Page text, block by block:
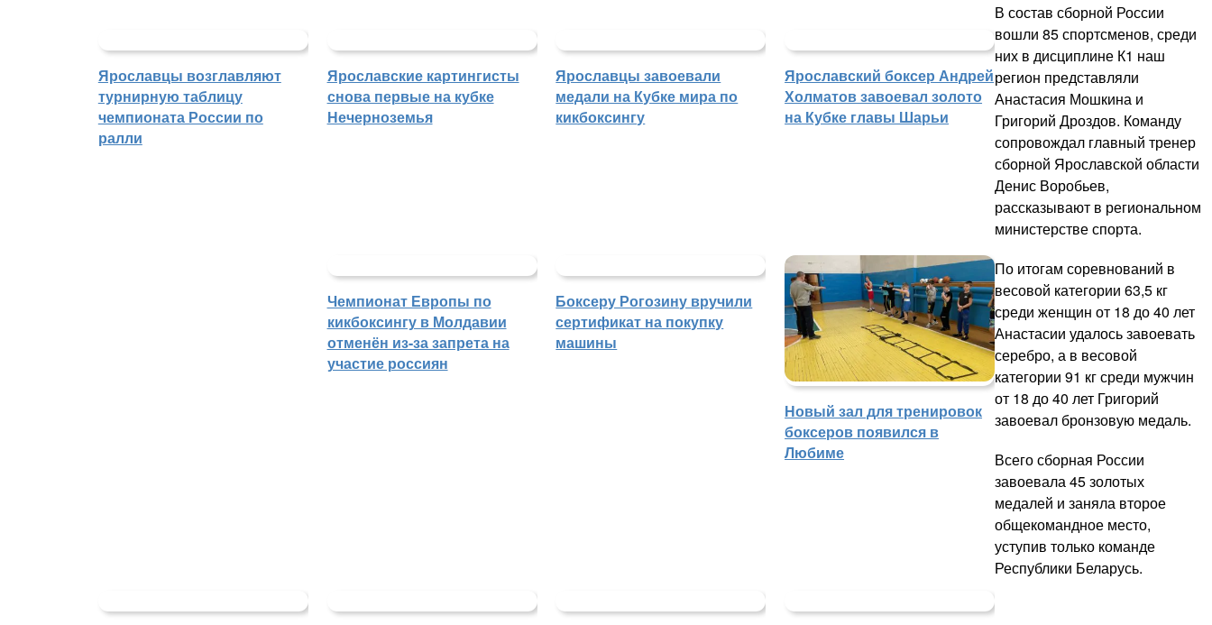
Ярославцы возглавляют
турнирную таблицу
чемпионата России по
ралли
Ярославские картингисты
снова первые на кубке
Нечерноземья
Ярославцы завоевали
медали на Кубке мира по
кикбоксингу
Ярославский боксер Андрей
Холматов завоевал золото
на Кубке главы Шарьи
Чемпионат Европы по
кикбоксингу в Молдавии
отменён из-за запрета на
участие россиян
Боксеру Рогозину вручили
сертификат на покупку
машины
Новый зал для тренировок
боксеров появился в
Любиме
В состав сборной России
вошли 85 спортсменов, среди
них в дисциплине К1 наш
регион представляли
Анастасия Мошкина и
Григорий Дроздов. Команду
сопровождал главный тренер
сборной Ярославской области
Денис Воробьев,
рассказывают в региональном
министерстве спорта.
По итогам соревнований в
весовой категории 63,5 кг
среди женщин от 18 до 40 лет
Анастасии удалось завоевать
серебро, а в весовой
категории 91 кг среди мужчин
от 18 до 40 лет Григорий
завоевал бронзовую медаль.
Всего сборная России
завоевала 45 золотых
медалей и заняла второе
общекомандное место,
уступив только команде
Республики Беларусь.